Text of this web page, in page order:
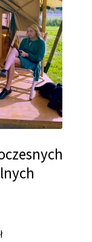
Current